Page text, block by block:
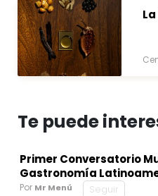
Te puede
Primer Conversatorio
Gastronomía
Por Mr Menú Seguir